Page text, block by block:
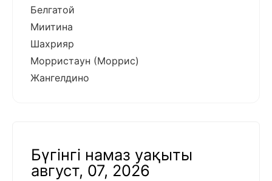
Белгатой
Миитина
Шахрияр
Морристаун (Моррис)
Жангелдино
Бүгінгі намаз уақыты
август, 07, 2026